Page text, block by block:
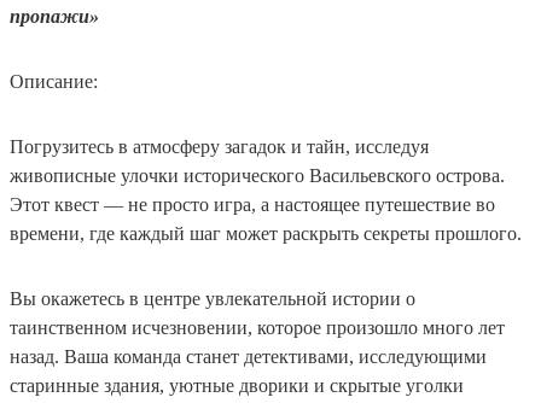
пропажи»
Описание:
Погрузитесь в атмосферу загадок и тайн, исследуя
живописные улочки исторического Васильевского острова.
Этот квест — не просто игра, а настоящее путешествие во
времени, где каждый шаг может раскрыть секреты прошлого.
Вы окажетесь в центре увлекательной истории о
таинственном исчезновении, которое произошло много лет
назад. Ваша команда станет детективами, исследующими
старинные здания, уютные дворики и скрытые уголки